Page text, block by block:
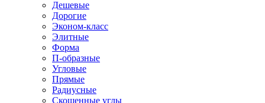
Дешевые
Дорогие
Эконом-класс
Элитные
Форма
П-образные
Угловые
Прямые
Радиусные
Скошенные углы